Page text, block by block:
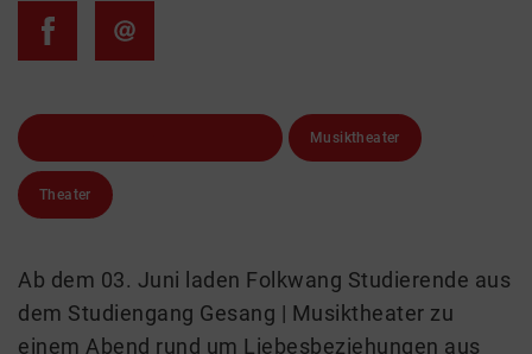
Musiktheater
Theater
Ab dem 03. Juni laden Folkwang Studierende aus
dem Studiengang Gesang | Musiktheater zu
einem Abend rund um Liebesbeziehungen aus